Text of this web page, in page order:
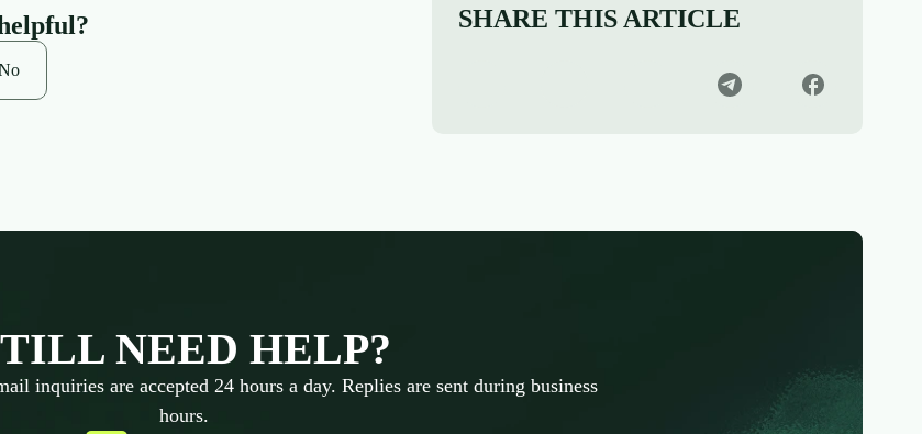
SHARE THIS ARTICLE
NEED HELP?
inquiries are accepted 24 hours a day. Replies are sent during business
hours.